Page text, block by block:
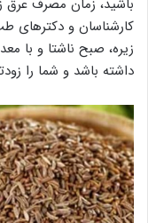
باشید، زمان مصرف عرق
کارشناسان و دکترهای
زیره، صبح ناشتا و با
داشته باشد و شما را